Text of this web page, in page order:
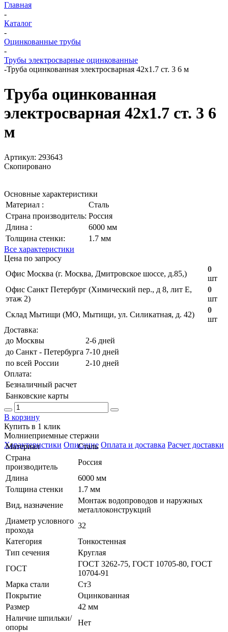
Главная
-
Каталог
-
Оцинкованные трубы
-
Трубы электросварные оцинкованные
-Труба оцинкованная электросварная 42х1.7 ст. 3 6 м
Труба оцинкованная
электросварная 42х1.7 ст. 3 6
м
Артикул: 293643
Скопировано
Основные характеристики
Материал :
Сталь
Страна производитель: Россия
Длина :
6000 мм
Толщина стенки:
1.7 мм
Все характеристики
Цена по запросу
Офис Москва (г. Москва, Дмитровское шоссе, д.85,)
0
шт
Офис Санкт Петербург (Химический пер., д 8, лит Е,
этаж 2)
0
шт
Склад Мытищи (МО, Мытищи, ул. Силикатная, д. 42)
0
шт
Доставка:
до Москвы
2-6 дней
до Санкт - Петербурга 7-10 дней
по всей России
2-10 дней
Оплата:
Безналичный расчет
Банковские карты
В корзину
Купить в 1 клик
Молниеприемные стержни
Характеристики Описание Оплата и доставка Расчет доставки
Материал
Сталь
Страна
производитель
Россия
Длина
6000 мм
Толщина стенки
1.7 мм
Вид, назначение
Монтаж водопроводов и наружных
металлоконструкций
Диаметр условного
прохода
32
Категория
Тонкостенная
Тип сечения
Круглая
ГОСТ
ГОСТ 3262-75, ГОСТ 10705-80, ГОСТ
10704-91
Марка стали
Ст3
Покрытие
Оцинкованная
Размер
42 мм
Наличие шпильки/
опоры
Нет